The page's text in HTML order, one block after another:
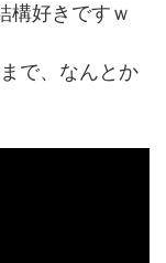
構好きですｗ
で、なんとか